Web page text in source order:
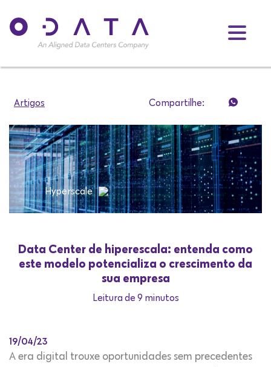
Artigos Compartilhe:
Hyperscale
Data Center de hiperescala: entenda como
este modelo potencializa o crescimento da
sua empresa
Leitura de 9 minutos
19/04/23
A era digital trouxe oportunidades sem precedentes